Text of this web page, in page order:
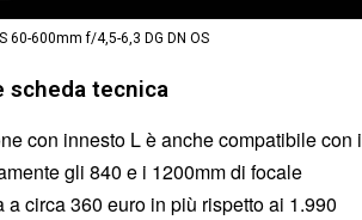
600mm f/4,5-6,3 DG DN OS
scheda tecnica
con innesto L è anche compatibile con i
gli 840 e i 1200mm di focale
circa 360 euro in più rispetto ai 1.990